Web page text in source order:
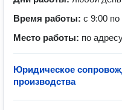
Время работы: с 9:00 по
Место работы: по
Юридическое
производства